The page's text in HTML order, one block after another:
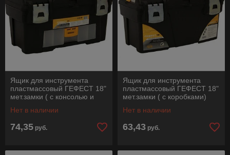
Ящик для инструмента
пластмассовый ГЕФЕСТ 18"
мет.замки ( с консолью и
Нет в наличии
74,35 руб.
Ящик для инструмента
пластмассовый ГЕФЕСТ 18"
мет.замки ( с коробками)
Нет в наличии
63,43 руб.